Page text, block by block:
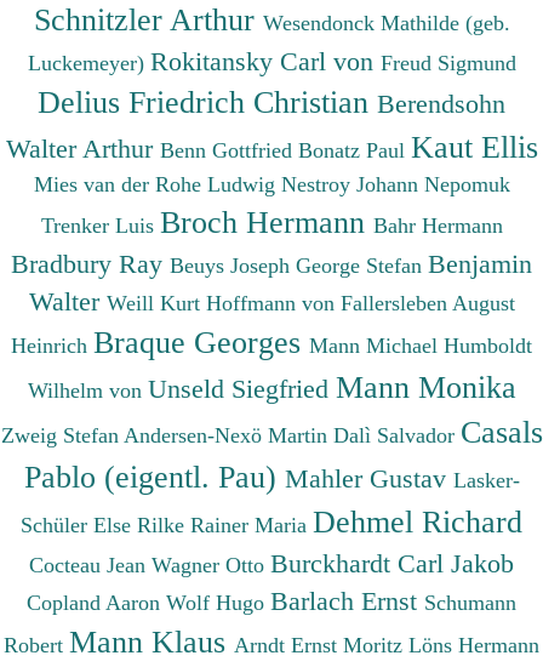
Schnitzler Arthur Wesendonck Mathilde (geb.
Luckemeyer) Rokitansky Carl von Freud Sigmund
Delius Friedrich Christian Berendsohn
Walter Arthur Benn Gottfried Bonatz Paul Kaut Ellis
Mies van der Rohe Ludwig Nestroy Johann Nepomuk
Trenker Luis Broch Hermann Bahr Hermann
Bradbury Ray Beuys Joseph George Stefan Benjamin
Walter Weill Kurt Hoffmann von Fallersleben August
Heinrich Braque Georges Mann Michael Humboldt
Wilhelm von Unseld Siegfried Mann Monika
Zweig Stefan Andersen-Nexö Martin Dalì Salvador Casals
Pablo (eigentl. Pau) Mahler Gustav Lasker-
Schüler Else Rilke Rainer Maria Dehmel Richard
Cocteau Jean Wagner Otto Burckhardt Carl Jakob
Copland Aaron Wolf Hugo Barlach Ernst Schumann
Robert Mann Klaus Arndt Ernst Moritz Löns Hermann